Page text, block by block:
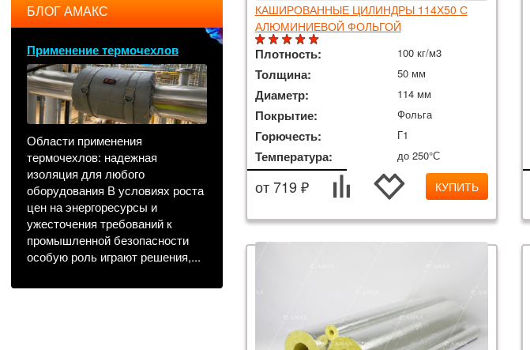
КАШИРОВАННЫЕ ЦИЛИНДРЫ 114Х50 С
АЛЮМИНИЕВОЙ ФОЛЬГОЙ
Плотность: 100 кг/м3
Толщина: 50 мм
Диаметр: 114 мм
Покрытие: Фольга
Горючесть: Г1
Температура: до 250°С
от 719 ₽ КУПИТЬ
БЛОГ АМАКС
Применение термочехлов
Области применения
термочехлов: надежная
изоляция для любого
оборудования В условиях роста
цен на энергоресурсы и
ужесточения требований к
промышленной безопасности
особую роль играют решения,...